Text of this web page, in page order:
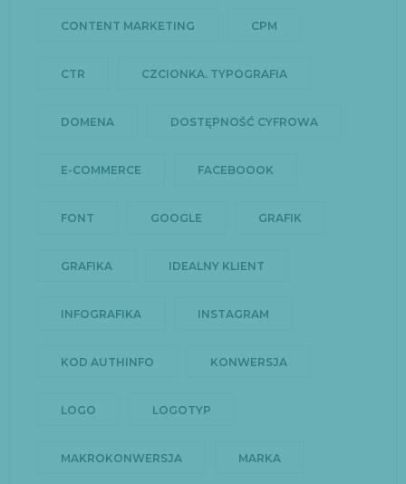
CONTENT MARKETING CPM
CTR CZCIONKA. TYPOGRAFIA
DOMENA DOSTĘPNOŚĆ CYFROWA
E-COMMERCE FACEBOOOK
FONT GOOGLE GRAFIK
GRAFIKA IDEALNY KLIENT
INFOGRAFIKA INSTAGRAM
KOD AUTHINFO KONWERSJA
LOGO LOGOTYP
MAKROKONWERSJA MARKA